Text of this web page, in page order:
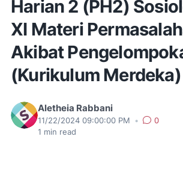
Harian 2 (PH2)
XI Materi
Akibat
(Kurikulum Merdeka)
Aletheia Rabbani
11/22/2024 09:00:00 PM •
0
1 min read